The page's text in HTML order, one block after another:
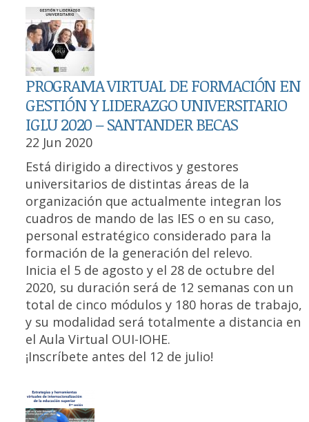
PROGRAMA VIRTUAL DE FORMACIÓN EN
GESTIÓN Y LIDERAZGO UNIVERSITARIO
IGLU 2020 – SANTANDER BECAS
22 Jun 2020
Está dirigido a directivos y gestores
universitarios de distintas áreas de la
organización que actualmente integran los
cuadros de mando de las IES o en su caso,
personal estratégico considerado para la
formación de la generación del relevo.
Inicia el 5 de agosto y el 28 de octubre del
2020, su duración será de 12 semanas con un
total de cinco módulos y 180 horas de trabajo,
y su modalidad será totalmente a distancia en
el Aula Virtual OUI-IOHE.
¡Inscríbete antes del 12 de julio!